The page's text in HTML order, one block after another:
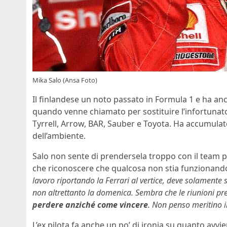
Mika Salo (Ansa Foto)
Il finlandese un noto passato in Formula 1 e ha
quando venne chiamato per sostituire
Tyrrell, Arrow, BAR, Sauber e Toyota. Ha
dell’ambiente.
Salo non sente di prendersela troppo con il team
che riconoscere che qualcosa non stia
lavoro riportando la Ferrari al vertice, deve
non altrettanto la domenica. Sembra che le riunioni
perdere anziché come vincere. Non penso meritino